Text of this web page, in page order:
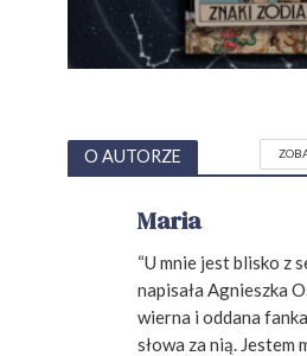
O AUTORZE
Maria
“U mnie jest blisko z
napisała Agnieszka
wierna i oddana
słowa za nią. Jestem